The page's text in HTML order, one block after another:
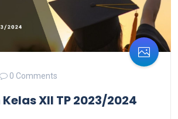
0 Comments
XII TP 2023/2024